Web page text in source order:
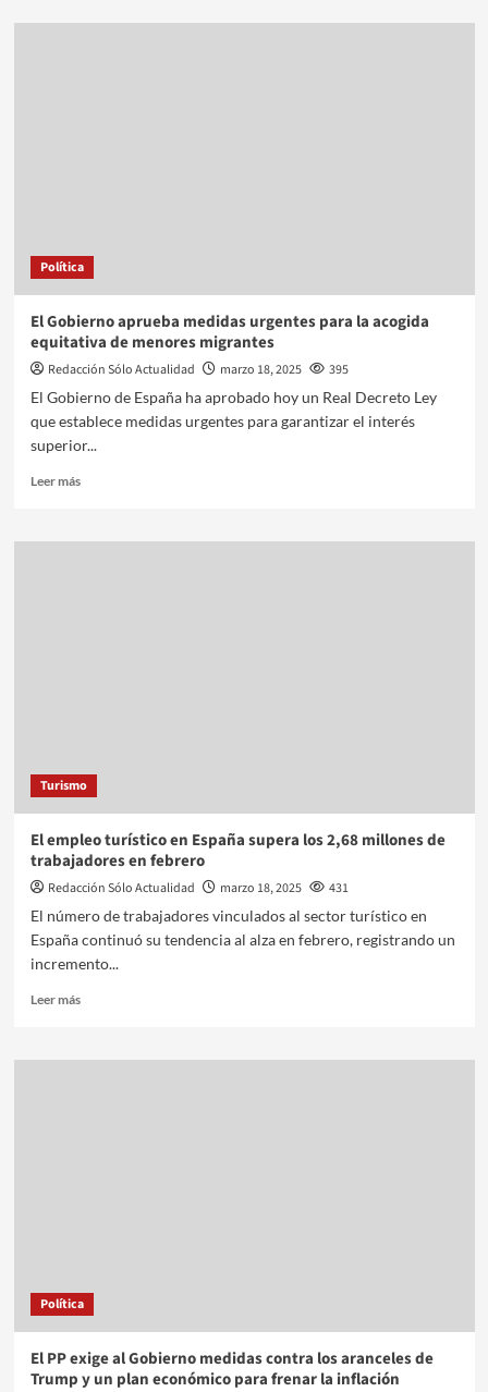
Política
El Gobierno aprueba medidas urgentes para la acogida
equitativa de menores migrantes
Redacción Sólo Actualidad marzo 18, 2025
395
El Gobierno de España ha aprobado hoy un Real Decreto Ley
que establece medidas urgentes para garantizar el interés
superior...
Leer más
Turismo
El empleo turístico en España supera los 2,68 millones de
trabajadores en febrero
Redacción Sólo Actualidad marzo 18, 2025
431
El número de trabajadores vinculados al sector turístico en
España continuó su tendencia al alza en febrero, registrando un
incremento...
Leer más
Política
El PP exige al Gobierno medidas contra los aranceles de
Trump y un plan económico para frenar la inflación